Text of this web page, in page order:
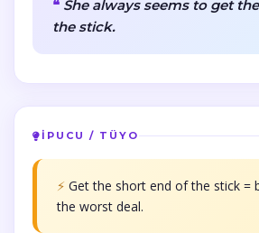
She always seems to get
the stick.
İPUCU / TÜYO
⚡ Get the short end of the stick =
the worst deal.